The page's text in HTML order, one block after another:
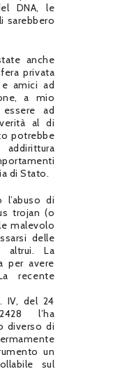
DNA, le
sarebbero
anche
privata
amici ad
a mio
ad
al di
potrebbe
di Stato.
di
trojan (o
malevolo
delle
altrui. La
per avere
recente
IV, del 24
l’ha
diverso di
un
sul